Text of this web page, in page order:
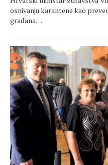
osnivanju karantene kao
građana…